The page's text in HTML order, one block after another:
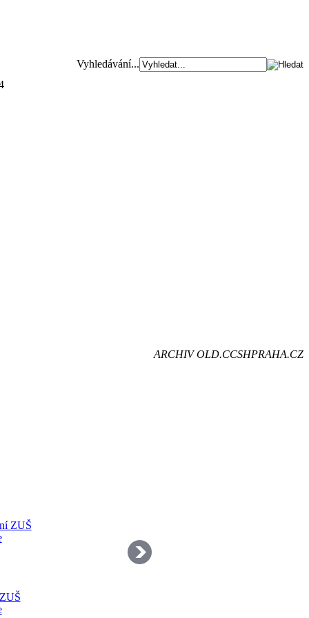
Vyhledávání...
ARCHIV OLD.CCSHPRAHA.CZ